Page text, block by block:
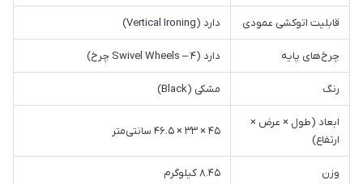
قابلیت اتوکشی عمودی دارد (Vertical Ironing)
چرخ‌های پایه دارد (Swivel Wheels – ۴ چرخ)
رنگ مشکی (Black)
ابعاد (طول × عرض ×
ارتفاع)
۴۵ × ۳۳ × ۴۶.۵ سانتی‌متر
وزن ۸.۴۵ کیلوگرم